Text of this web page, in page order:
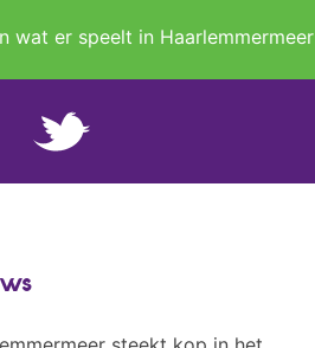
wat er speelt in Haarlemmermeer